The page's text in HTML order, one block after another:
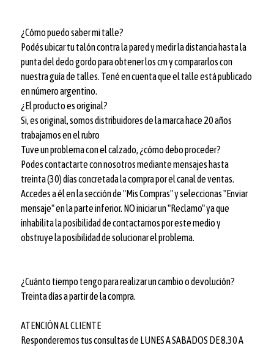
¿Cómo puedo saber mi talle?
Podés ubicar tu talón contra la pared y medir la distancia hasta la
punta del dedo gordo para obtener los cm y compararlos con
nuestra guía de talles. Tené en cuenta que el talle está publicado
en número argentino.
¿El producto es original?
Si, es original, somos distribuidores de la marca hace 20 años
trabajamos en el rubro
Tuve un problema con el calzado, ¿cómo debo proceder?
Podes contactarte con nosotros mediante mensajes hasta
treinta (30) días concretada la compra por el canal de ventas.
Accedes a él en la sección de "Mis Compras" y seleccionas "Enviar
mensaje" en la parte inferior. NO iniciar un "Reclamo" ya que
inhabilita la posibilidad de contactarnos por este medio y
obstruye la posibilidad de solucionar el problema.
¿Cuánto tiempo tengo para realizar un cambio o devolución?
Treinta días a partir de la compra.
ATENCIÓN AL CLIENTE
Responderemos tus consultas de LUNES A SABADOS DE 8.30 A